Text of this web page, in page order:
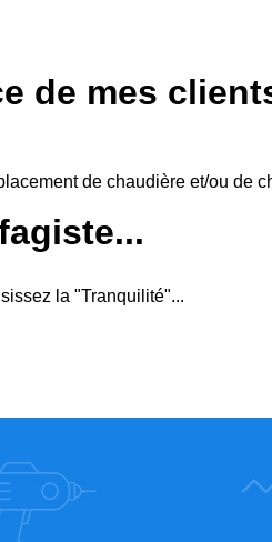
de mes
de chaudière et/ou de
la "Tranquilité"...